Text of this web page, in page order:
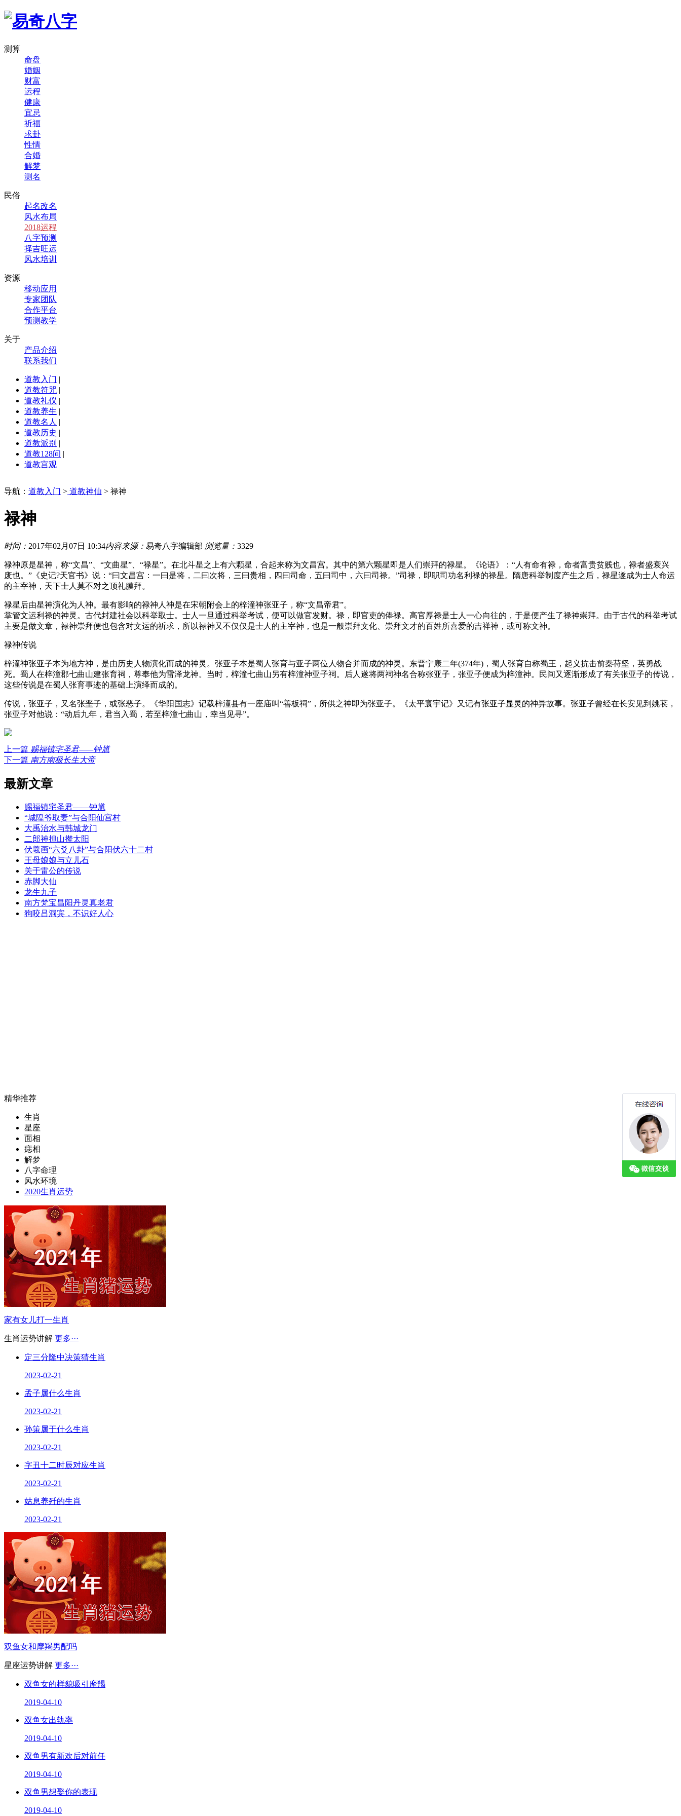
测算
命盘
婚姻
财富
运程
健康
宜忌
祈福
求卦
性情
合婚
解梦
测名
民俗
起名改名
风水布局
2018运程
八字预测
择吉旺运
风水培训
资源
移动应用
专家团队
合作平台
预测教学
关于
产品介绍
联系我们
道教入门 |
道教符咒 |
道教礼仪 |
道教养生 |
道教名人 |
道教历史 |
道教派别 |
道教128问 |
道教宫观
导航： 道教入门 > 道教神仙 > 禄神
禄神
时间： 2017年02月07日 10:34内容来源： 易奇八字编辑部 浏览量： 3329
禄神原是星神，称“文昌”、“文曲星”、“禄星”。在北斗星之上有六颗星，合起来称为文昌宫。其中的第六颗星即是人们崇拜的禄星。《论语》：“人有命有禄，命者富贵贫贱也，禄者盛衰兴
废也。”《史记?天官书》说：“曰文昌宫：一曰是将，二曰次将，三曰贵相，四曰司命，五曰司中，六曰司禄。”司禄，即职司功名利禄的禄星。隋唐科举制度产生之后，禄星遂成为士人命运
的主宰神，天下士人莫不对之顶礼膜拜。
禄星后由星神演化为人神。最有影响的禄神人神是在宋朝附会上的梓潼神张亚子，称“文昌帝君”。
掌管文运利禄的神灵。古代封建社会以科举取士。士人一旦通过科举考试，便可以做官发财。禄，即官吏的俸禄。高官厚禄是士人一心向往的，于是便产生了禄神崇拜。由于古代的科举考试
主要是做文章，禄神崇拜便也包含对文运的祈求，所以禄神又不仅仅是士人的主宰神，也是一般崇拜文化、崇拜文才的百姓所喜爱的吉祥神，或可称文神。
禄神传说
梓潼神张亚子本为地方神，是由历史人物演化而成的神灵。张亚子本是蜀人张育与亚子两位人物合并而成的神灵。东晋宁康二年(374年)，蜀人张育自称蜀王，起义抗击前秦苻坚，英勇战
死。蜀人在梓潼郡七曲山建张育祠，尊奉他为雷泽龙神。当时，梓潼七曲山另有梓潼神亚子祠。后人遂将两祠神名合称张亚子，张亚子便成为梓潼神。民间又逐渐形成了有关张亚子的传说，
这些传说是在蜀人张育事迹的基础上演绎而成的。
传说，张亚子，又名张垩子，或张恶子。《华阳国志》记载梓潼县有一座庙叫“善板祠”，所供之神即为张亚子。《太平寰宇记》又记有张亚子显灵的神异故事。张亚子曾经在长安见到姚苌，
张亚子对他说：“动后九年，君当入蜀，若至梓潼七曲山，幸当见寻”。
上一篇 赐福镇宅圣君——钟馗
下一篇 南方南极长生大帝
最新文章
赐福镇宅圣君——钟馗
“城隍爷取妻”与合阳仙宫村
大禹治水与韩城龙门
二郎神担山撵太阳
伏羲画“六爻八卦”与合阳伏六十二村
王母娘娘与立儿石
关于雷公的传说
赤脚大仙
龙生九子
南方梵宝昌阳丹灵真老君
狗咬吕洞宾，不识好人心
精华推荐
生肖
星座
面相
痣相
解梦
八字命理
风水环境
2020生肖运势
家有女儿打一生肖
生肖运势讲解 更多···
定三分隆中决策猜生肖
2023-02-21
孟子属什么生肖
2023-02-21
孙策属于什么生肖
2023-02-21
字丑十二时辰对应生肖
2023-02-21
姑息养歼的生肖
2023-02-21
双鱼女和摩羯男配吗
星座运势讲解 更多···
双鱼女的样貌吸引摩羯
2019-04-10
双鱼女出轨率
2019-04-10
双鱼男有新欢后对前任
2019-04-10
双鱼男想娶你的表现
2019-04-10